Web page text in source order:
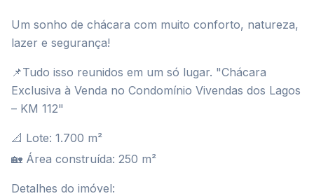
Um sonho de chácara com muito conforto, natureza,
lazer e segurança!
📌Tudo isso reunidos em um só lugar. "Chácara
Exclusiva à Venda no Condomínio Vivendas dos Lagos
– KM 112"
📐 Lote: 1.700 m²
🏡 Área construída: 250 m²
Detalhes do imóvel: